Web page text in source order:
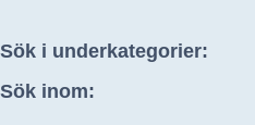
Sök i underkategorier:
Sök inom: